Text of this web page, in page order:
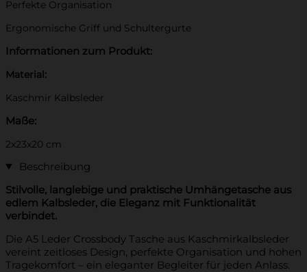
Perfekte Organisation
Ergonomische Griff und Schultergurte
Informationen zum Produkt:
Material:
Kaschmir Kalbsleder
Maße:
2x23x20 cm
Beschreibung
Stilvolle, langlebige und praktische Umhängetasche aus
edlem Kalbsleder, die Eleganz mit Funktionalität
verbindet.
Die A5 Leder Crossbody Tasche aus Kaschmirkalbsleder
vereint zeitloses Design, perfekte Organisation und hohen
Tragekomfort – ein eleganter Begleiter für jeden Anlass.